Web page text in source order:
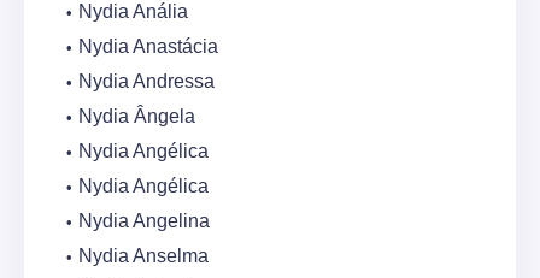
Nydia Anália
Nydia Anastácia
Nydia Andressa
Nydia Ângela
Nydia Angélica
Nydia Angélica
Nydia Angelina
Nydia Anselma